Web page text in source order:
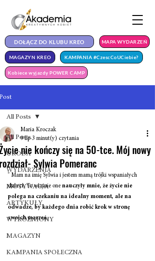
DOŁĄCZ DO KLUBU KREO
MAGAZYN KREO KAMPANIA #CzescCoUCiebie?
Kobiece wyjazdy POWER CAMP
MAPA WYDARZEŃ
All Posts
URODA
WYDARZENIA
MOTYWACJA
ARTYKUŁY
WYRÓŻNIONY
MAGAZYN
KAMPANIA SPOŁECZNA
All Posts
nie kończy się na 50-tce. Mój nowy
Sylwia Pomeranc
Maria Kroczak
9 lip 3 minut(y) czytania
" Mam na imię Sylwia i jestem mamą trójki wspaniałych
dzieci. To właśnie one nauczyły mnie, że życie nie
polega na czekaniu na idealny moment, ale na
odwadze, by każdego dnia robić krok w stronę
swoich marzeń.